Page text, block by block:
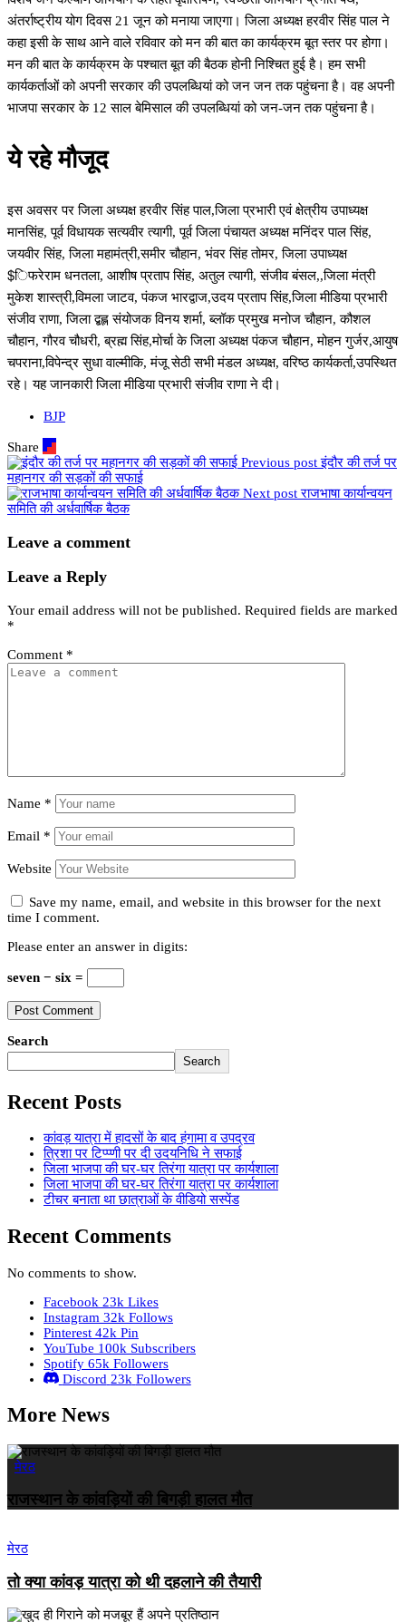
अंतर्राष्ट्रीय योग दिवस 21 जून को मनाया जाएगा। जिला अध्यक्ष हरवीर सिंह पाल ने
कहा इसी के साथ आने वाले रविवार को मन की बात का कार्यक्रम बूत स्तर पर होगा।
मन की बात के कार्यक्रम के पश्चात बूत की बैठक होनी निश्चित हुई है। हम सभी
कार्यकर्ताओं को अपनी सरकार की उपलब्धियां को जन जन तक पहुंचना है। वह अपनी
भाजपा सरकार के 12 साल बेमिसाल की उपलब्धियां को जन-जन तक पहुंचना है।
ये रहे मौजूद
इस अवसर पर जिला अध्यक्ष हरवीर सिंह पाल,जिला प्रभारी एवं क्षेत्रीय उपाध्यक्ष
मानसिंह, पूर्व विधायक सत्यवीर त्यागी, पूर्व जिला पंचायत अध्यक्ष मनिंदर पाल सिंह,
जयवीर सिंह, जिला महामंत्री,समीर चौहान, भंवर सिंह तोमर, जिला उपाध्यक्ष
$िफरेराम धनतला, आशीष प्रताप सिंह, अतुल त्यागी, संजीव बंसल,,जिला मंत्री
मुकेश शास्त्री,विमला जाटव, पंकज भारद्वाज,उदय प्रताप सिंह,जिला मीडिया प्रभारी
संजीव राणा, जिला द्बह्ल संयोजक विनय शर्मा, ब्लॉक प्रमुख मनोज चौहान, कौशल
चौहान, गौरव चौधरी, ब्रह्म सिंह,मोर्चा के जिला अध्यक्ष पंकज चौहान, मोहन गुर्जर,आयुष
चपराना,विपेन्द्र सुधा वाल्मीकि, मंजू सेठी सभी मंडल अध्यक्ष, वरिष्ठ कार्यकर्ता,उपस्थित
रहे। यह जानकारी जिला मीडिया प्रभारी संजीव राणा ने दी।
BJP
Share
Previous post इंदौर की तर्ज पर
महानगर की सड़कों की सफाई
Next post राजभाषा कार्यान्वयन
समिति की अर्धवार्षिक बैठक
Leave a comment
Leave a Reply
Your email address will not be published. Required fields are marked
*
Comment *
Name *
Email *
Website
Save my name, email, and website in this browser for the next
time I comment.
Please enter an answer in digits:
seven − six =
Search
Search
Recent Posts
कांवड़ यात्रा में हादसों के बाद हंगामा व उपद्रव
त्रिशा पर टिप्प्णी पर दी उदयनिधि ने सफाई
जिला भाजपा की घर-घर तिरंगा यात्रा पर कार्यशाला
जिला भाजपा की घर-घर तिरंगा यात्रा पर कार्यशाला
टीचर बनाता था छात्राओं के वीडियो सस्पेंड
Recent Comments
No comments to show.
Facebook 23k Likes
Instagram 32k Follows
Pinterest 42k Pin
YouTube 100k Subscribers
Spotify 65k Followers
Discord 23k Followers
More News
मेरठ
राजस्थान के कांवड़ियों की बिगड़ी हालत मौत
मेरठ
तो क्या कांवड़ यात्रा को थी दहलाने की तैयारी